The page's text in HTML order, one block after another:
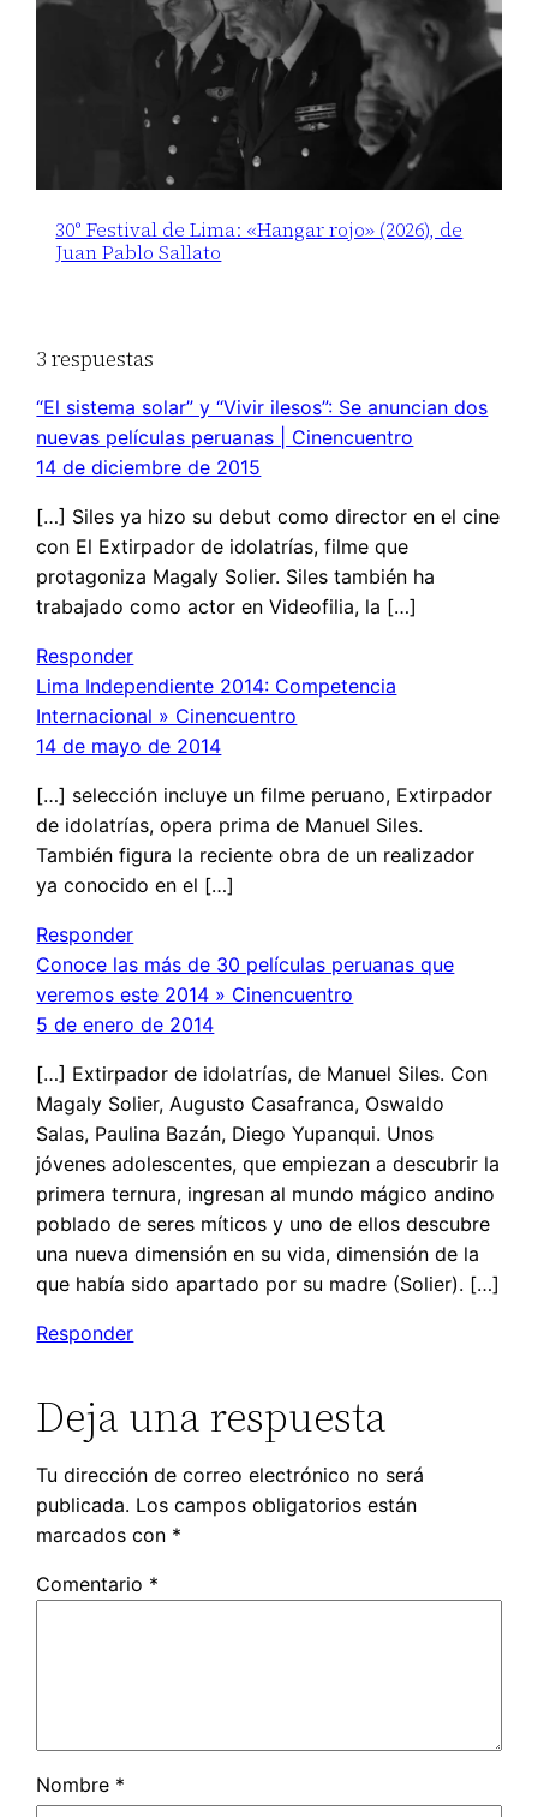
30° Festival de Lima: «Hangar rojo» (2026), de
Juan Pablo Sallato
3 respuestas
“El sistema solar” y “Vivir ilesos”: Se anuncian dos
nuevas películas peruanas | Cinencuentro
14 de diciembre de 2015
[…] Siles ya hizo su debut como director en el cine
con El Extirpador de idolatrías, filme que
protagoniza Magaly Solier. Siles también ha
trabajado como actor en Videofilia, la […]
Responder
Lima Independiente 2014: Competencia
Internacional » Cinencuentro
14 de mayo de 2014
[…] selección incluye un filme peruano, Extirpador
de idolatrías, opera prima de Manuel Siles.
También figura la reciente obra de un realizador
ya conocido en el […]
Responder
Conoce las más de 30 películas peruanas que
veremos este 2014 » Cinencuentro
5 de enero de 2014
[…] Extirpador de idolatrías, de Manuel Siles. Con
Magaly Solier, Augusto Casafranca, Oswaldo
Salas, Paulina Bazán, Diego Yupanqui. Unos
jóvenes adolescentes, que empiezan a descubrir la
primera ternura, ingresan al mundo mágico andino
poblado de seres míticos y uno de ellos descubre
una nueva dimensión en su vida, dimensión de la
que había sido apartado por su madre (Solier). […]
Responder
Deja una respuesta
Tu dirección de correo electrónico no será
publicada. Los campos obligatorios están
marcados con *
Comentario *
Nombre *